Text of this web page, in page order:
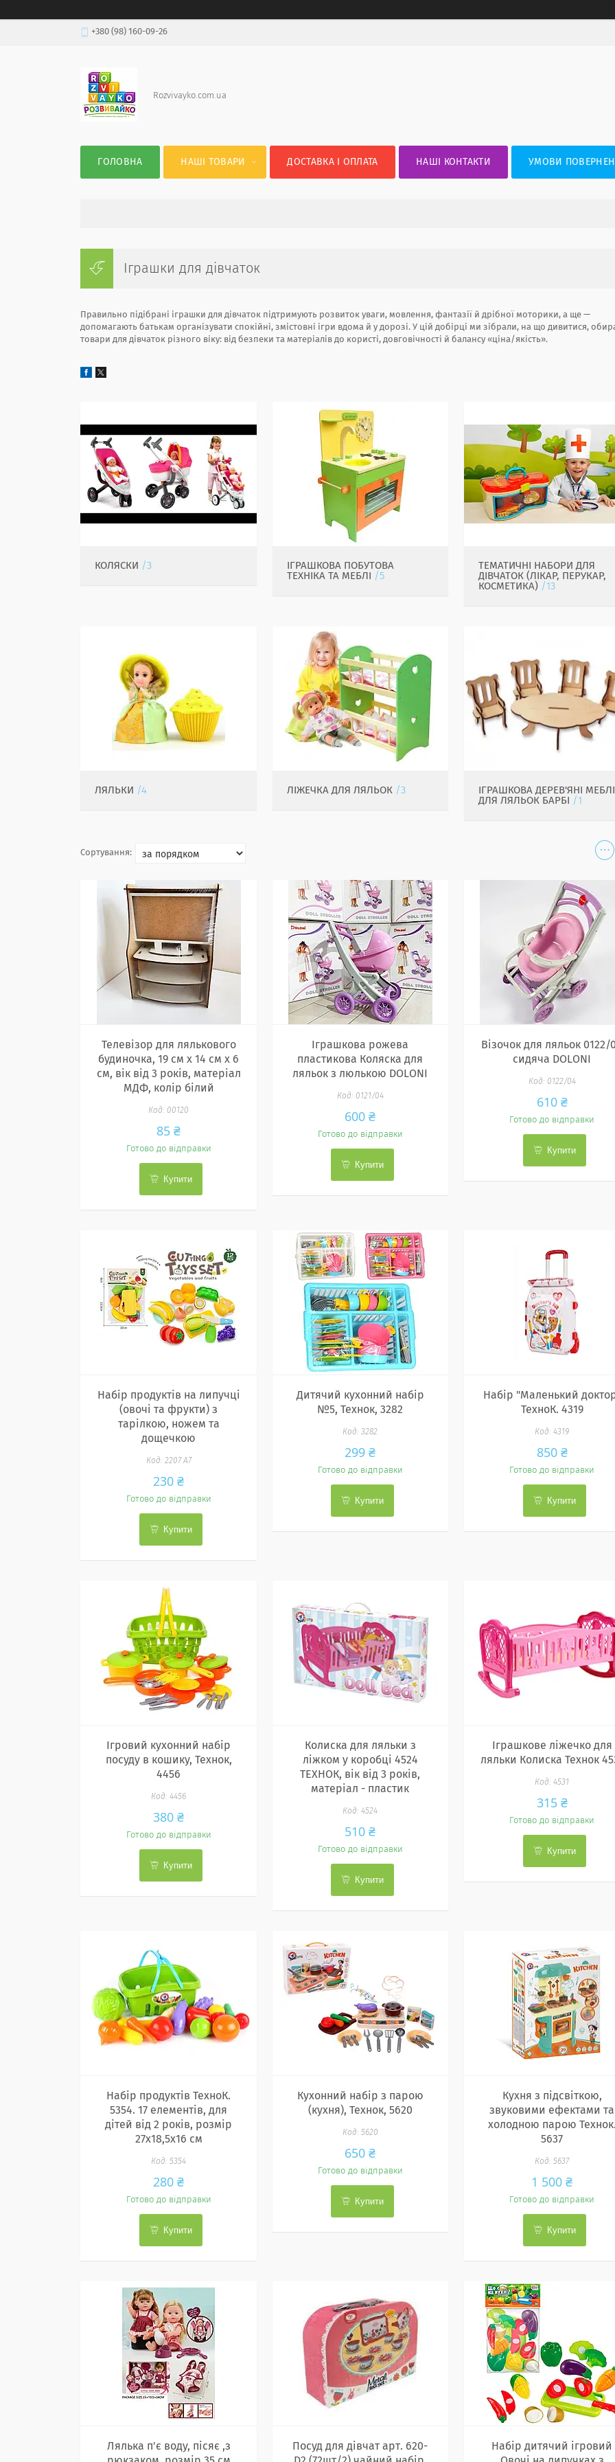
+380 (98) 160-09-26
Rozvivayko.com.ua
ГОЛОВНА НАШІ ТОВАРИ ДОСТАВКА І ОПЛАТА НАШІ КОНТАКТИ УМОВИ
Іграшки для дівчаток
Правильно підібрані іграшки для дівчаток підтримують розвиток уваги, мовлення, фантазії й дрібної моторики, а ще —
допомагають батькам організувати спокійні, змістовні ігри вдома й у дорозі. У цій добірці ми зібрали, на що дивитися,
товари для дівчаток різного віку: від безпеки та матеріалів до користі, довговічності й балансу «ціна/якість».
КОЛЯСКИ 3
ІГРАШКОВА ПОБУТОВА
ТЕХНІКА ТА МЕБЛІ
5
ТЕМАТИЧНІ НАБОРИ ДЛЯ
ДІВЧАТОК (ЛІКАР, ПЕРУКАР,
КОСМЕТИКА)
13
ЛЯЛЬКИ 4 ЛІЖЕЧКА ДЛЯ ЛЯЛЬОК 3
ІГРАШКОВА ДЕРЕВ'ЯНІ МЕБЛІ
ДЛЯ ЛЯЛЬОК БАРБІ
1
Телевізор для лялькового
будиночка, 19 см х 14 см х 6
см, вік від 3 років, матеріал
МДФ, колір білий
00120
85 ₴
Готово до відправки
Купити
Іграшкова рожева
пластикова Коляска для
ляльок з люлькою DOLONI
0121/04
600 ₴
Готово до відправки
Купити
Візочок для ляльок 0122/
сидяча DOLONI
0122/04
610 ₴
Готово до відправки
Купити
Набір продуктів на липучці
(овочі та фрукти) з
тарілкою, ножем та
дощечкою
2207 A7
230 ₴
Готово до відправки
Купити
Дитячий кухонний набір
№5, Технок, 3282
3282
299 ₴
Готово до відправки
Купити
Набір "Маленький
ТехноК. 4319
4319
850 ₴
Готово до відправки
Купити
Ігровий кухонний набір
посуду в кошику, Технок,
4456
4456
380 ₴
Готово до відправки
Купити
Колиска для ляльки з
ліжком у коробці 4524
ТЕХНОК, вік від 3 років,
матеріал - пластик
4524
510 ₴
Готово до відправки
Купити
Іграшкове ліжечко для
ляльки Колиска Технок
4531
315 ₴
Готово до відправки
Купити
Набір продуктів ТехноК.
5354. 17 елементів, для
дітей від 2 років, розмір
27х18,5х16 см
5354
280 ₴
Готово до відправки
Купити
Кухонний набір з парою
(кухня), Технок, 5620
5620
650 ₴
Готово до відправки
Купити
Кухня з підсвіткою,
звуковими ефектами та
холодною парою
5637
5637
1 500 ₴
Готово до відправки
Купити
Лялька п'є воду, пісяє ,з
Посуд для дівчат арт. 620-
Набір дитячий ігровий